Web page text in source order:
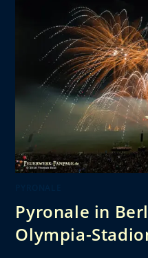
Pyronale in
Olympia-